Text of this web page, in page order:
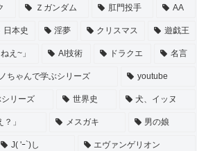
Ｚガンダム 肛門投手 AA
日本史 淫夢 クリスマス 遊戯王
え~」 AI技術 ドラクエ 名言
ちゃんで学ぶシリーズ youtube
リーズ 世界史 犬、イッヌ
」 メスガキ 男の娘
J( 'ｰ`)し エヴァンゲリオン